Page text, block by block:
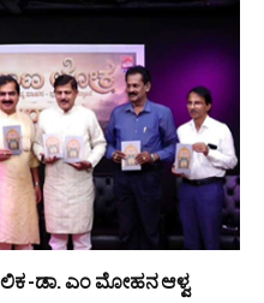
-ಡಾ. ಎಂ ಮೋಹನ ಆಳ್ವ